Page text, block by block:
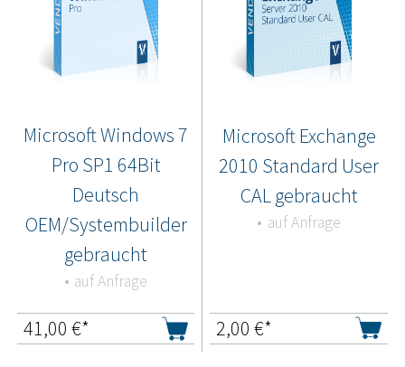
Microsoft Windows 7
Pro SP1 64Bit
Deutsch
OEM/Systembuilder
gebraucht
auf Anfrage
41,00 €*
Microsoft Exchange
2010 Standard User
CAL gebraucht
auf Anfrage
2,00 €*